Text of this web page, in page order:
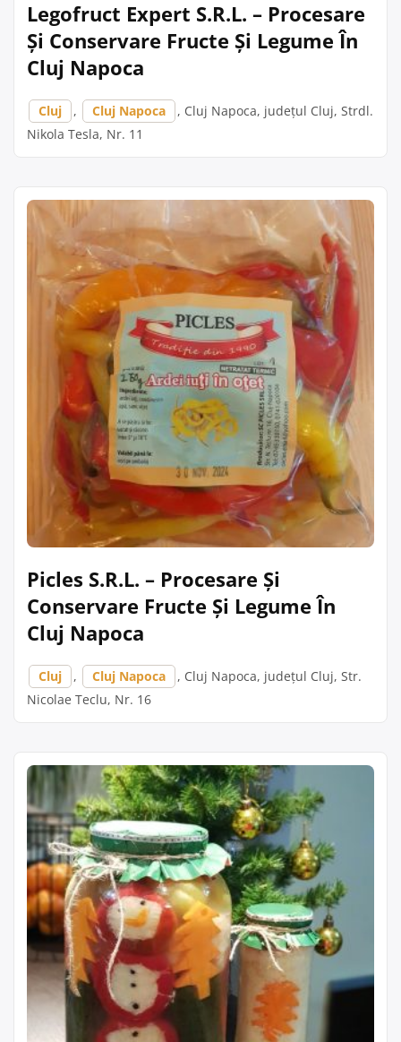
Legofruct Expert S.R.L. – Procesare
Și Conservare Fructe Și Legume În
Cluj Napoca
Cluj , Cluj Napoca
, Cluj Napoca, județul Cluj, Strdl.
Nikola Tesla, Nr. 11
Picles S.R.L. – Procesare Și
Conservare Fructe Și Legume În
Cluj Napoca
Cluj , Cluj Napoca
, Cluj Napoca, județul Cluj, Str.
Nicolae Teclu, Nr. 16